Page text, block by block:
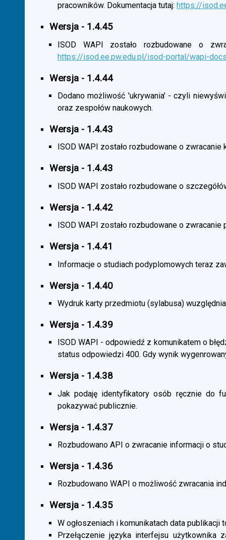
pracowników. Dokumentacja tutaj: https://
Wersja - 1.4.45
ISOD WAPI zostało rozbudowane o
https://isod.ee.pw.edu.pl/isod-portal/wapi-
Wersja - 1.4.44
Dodano możliwość 'ukrywania' - czyli
oraz zespołów naukowych.
Wersja - 1.4.43
ISOD WAPI zostało rozbudowane o
Wersja - 1.4.43
ISOD WAPI zostało rozbudowane o
Wersja - 1.4.42
ISOD WAPI zostało rozbudowane o zwracanie
Wersja - 1.4.41
Informacje o studiach podyplomowych teraz
Wersja - 1.4.40
Wydruk karty przedmiotu (sylabusa)
Wersja - 1.4.39
ISOD WAPI - odpowiedź z komunikatem o
status odpowiedzi 400. Gdy wynik
Wersja - 1.4.38
Jak podaję identyfikatory osób ręcznie do
pokazywać publicznie.
Wersja - 1.4.37
Rozbudowano API o zwracanie informacji o
Wersja - 1.4.36
Rozbudowano WAPI o możliwość zwracania
Wersja - 1.4.35
W ogłoszeniach i komunikatach data
Przełączenie języka interfejsu użytkownika